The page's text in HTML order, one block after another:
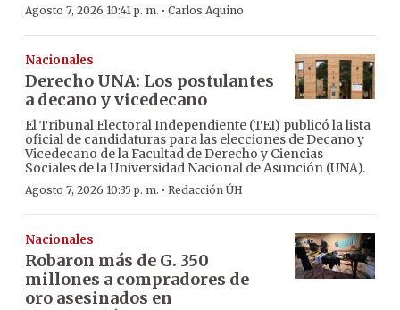
Agosto 7, 2026 10:41 p. m. · Carlos Aquino
Nacionales
Derecho UNA: Los postulantes
a decano y vicedecano
El Tribunal Electoral Independiente (TEI) publicó la lista
oficial de candidaturas para las elecciones de Decano y
Vicedecano de la Facultad de Derecho y Ciencias
Sociales de la Universidad Nacional de Asunción (UNA).
Agosto 7, 2026 10:35 p. m. · Redacción ÚH
Nacionales
Robaron más de G. 350
millones a compradores de
oro asesinados en